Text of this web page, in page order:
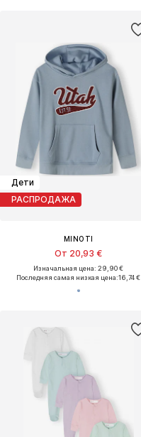
Дети
РАСПРОДАЖА
MINOTI
От 20,93 €
Изначальная цена: 29,90 €
Последняя самая низкая цена:16,74 €